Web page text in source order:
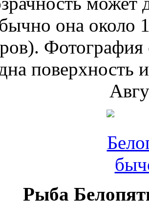
она около
Фотография
поверхность
Рыба